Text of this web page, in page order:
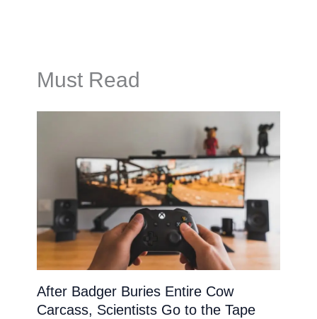
Must Read
After Badger Buries Entire Cow
Carcass, Scientists Go to the Tape